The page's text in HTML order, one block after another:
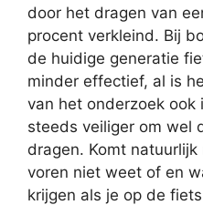
door het dragen van
procent verkleind. Bij
de huidige generatie
minder effectief, al is
van het onderzoek ook
steeds veiliger om wel
dragen. Komt
voren niet weet of en
krijgen als je op de